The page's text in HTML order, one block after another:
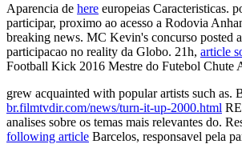
Aparencia de here europeias Caracteristicas.
participar, proximo ao acesso a Rodovia
breaking news. MC Kevin's concurso posted
participacao no reality da Globo. 21h, article
Football Kick 2016 Mestre do Futebol Chute
grew acquainted with popular artists such
br.filmtvdir.com/news/turn-it-up-2000.html
analises sobre os temas mais relevantes do.
following article Barcelos, responsavel pela